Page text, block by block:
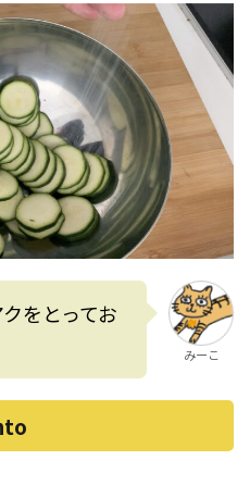
をとってお
みーこ